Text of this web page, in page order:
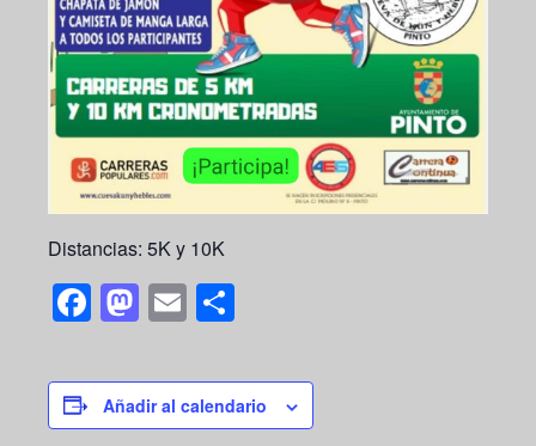
Distancias: 5K y 10K
F
a
c
e
M
a
st
o
E
m
ailar
e
Añadir al calendario